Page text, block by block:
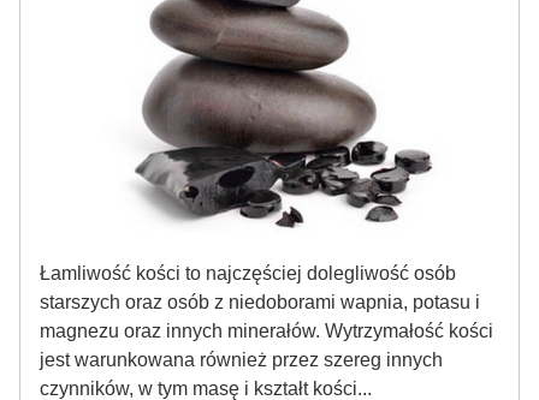
Łamliwość kości to najczęściej dolegliwość osób
starszych oraz osób z niedoborami wapnia, potasu i
magnezu oraz innych minerałów. Wytrzymałość kości
jest warunkowana również przez szereg innych
czynników, w tym masę i kształt kości...